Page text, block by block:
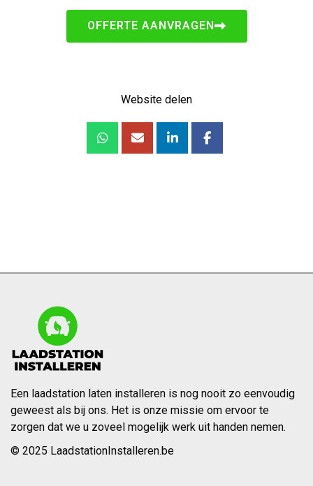
OFFERTE AANVRAGEN
Website delen
Een laadstation laten installeren is nog nooit zo eenvoudig
geweest als bij ons. Het is onze missie om ervoor te
zorgen dat we u zoveel mogelijk werk uit handen nemen.
© 2025 LaadstationInstalleren.be